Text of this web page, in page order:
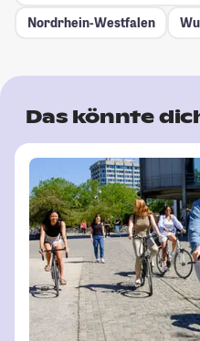
Nordrhein-Westfalen
Das könnte